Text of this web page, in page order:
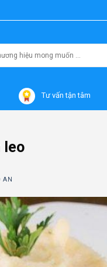
Tư vấn tận tâm
leo
AN